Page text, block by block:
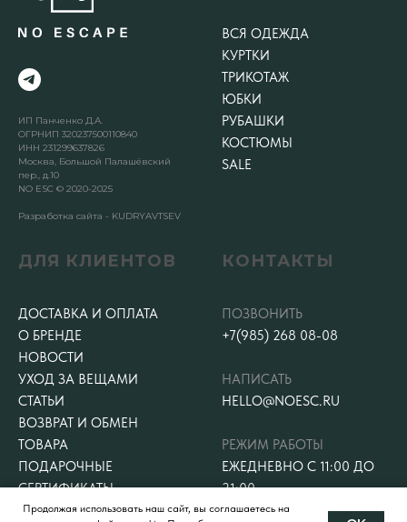
Продолжая использовать наш сайт, вы соглашаетесь на
ИП Панченко Д.А.
ОГРНИП 320237500110840
ИНН 231299637826
Москва, Большой Палашёвский
пер., д.10
NO ESC © 2020-2025
Разработка сайта - KUDRYAVTSEV
ВСЯ ОДЕЖДА
КУРТКИ
ТРИКОТАЖ
ЮБКИ
РУБАШКИ
КОСТЮМЫ
SALE
ДЛЯ КЛИЕНТОВ
ДОСТАВКА И ОПЛАТА
О БРЕНДЕ
НОВОСТИ
УХОД ЗА ВЕЩАМИ
СТАТЬИ
ВОЗВРАТ И ОБМЕН
ТОВАРА
ПОДАРОЧНЫЕ
СЕРТИФИКАТЫ
КОНТАКТЫ
КОНТАКТЫ
ПОЗВОНИТЬ
+7(985) 268 08-08
НАПИСАТЬ
HELLO@NOESC.RU
РЕЖИМ РАБОТЫ
ЕЖЕДНЕВНО С 11:00 ДО
21:00